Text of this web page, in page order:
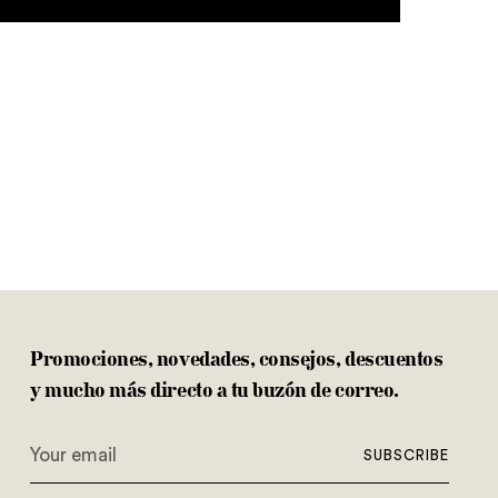
Promociones, novedades, consejos, descuentos
y mucho más directo a tu buzón de correo.
SUBSCRIBE